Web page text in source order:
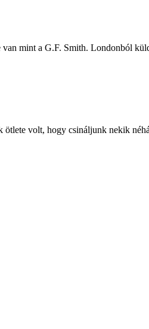
mint a G.F. Smith. Londonból
ötlete volt, hogy csináljunk nekik